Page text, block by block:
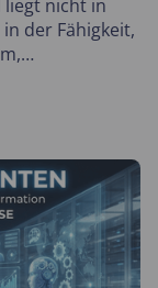
liegt nicht in
der Fähigkeit,